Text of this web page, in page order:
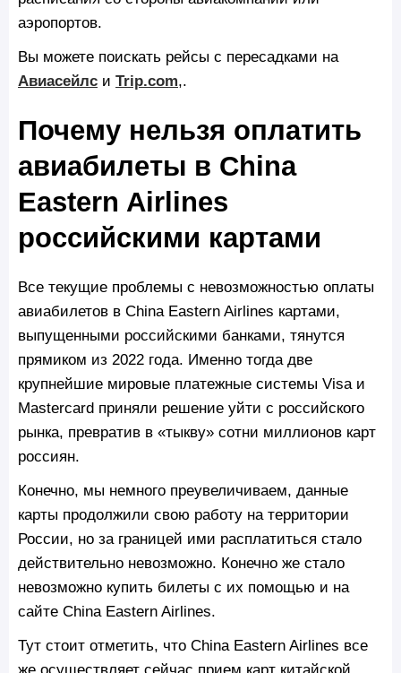
аэропортов.
Вы можете поискать рейсы с пересадками на
Авиасейлс и Trip.com,.
Почему нельзя оплатить
авиабилеты в China
Eastern Airlines
российскими картами
Все текущие проблемы с невозможностью оплаты
авиабилетов в China Eastern Airlines картами,
выпущенными российскими банками, тянутся
прямиком из 2022 года. Именно тогда две
крупнейшие мировые платежные системы Visa и
Mastercard приняли решение уйти с российского
рынка, превратив в «тыкву» сотни миллионов карт
россиян.
Конечно, мы немного преувеличиваем, данные
карты продолжили свою работу на территории
России, но за границей ими расплатиться стало
действительно невозможно. Конечно же стало
невозможно купить билеты с их помощью и на
сайте China Eastern Airlines.
Тут стоит отметить, что China Eastern Airlines все
же осуществляет сейчас прием карт китайской